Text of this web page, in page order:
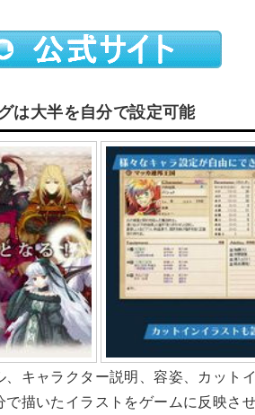
は大半を自分で設定可能
キャラクター説明、容姿、カット
描いたイラストをゲームに反映さ